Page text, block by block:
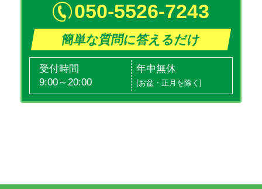
050-5526-7243
簡単な質問に答えるだけ
受付時間
9:00～20:00
年中無休
[お盆・正月を除く]